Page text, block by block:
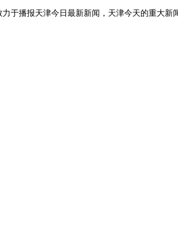
于播报天津今日最新新闻，天津今天的重大新